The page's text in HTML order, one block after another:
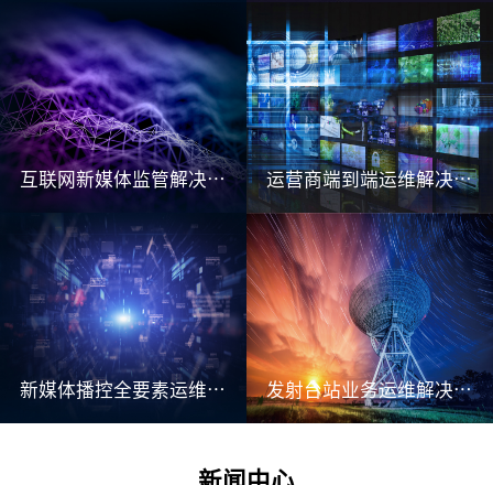
互联网新媒体监管解决方案 运营商端到端运维解决方案
新媒体播控全要素运维解决方案 发射台站业务运维解决方案